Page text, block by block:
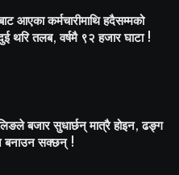
आएका कर्मचारीमाथि हदैसम्मको
थरि तलब, वर्षमै ९२ हजार घाटा !
बजार सुधार्छन् मात्रै होइन, ढङ्ग
बनाउन सक्छन् !